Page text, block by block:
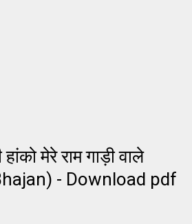
हांको मेरे राम गाड़ी वाले
- Download pdf